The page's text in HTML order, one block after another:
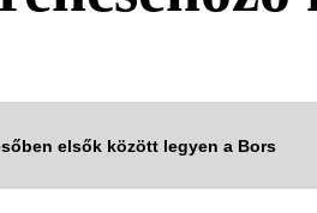
elsők között legyen a Bors